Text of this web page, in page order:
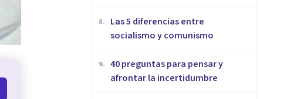
8.
Las 5 diferencias entre
socialismo y comunismo
9. 40 preguntas para pensar y
afrontar la incertidumbre